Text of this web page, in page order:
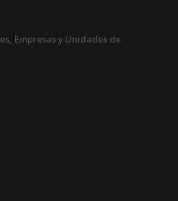
Empresas y Unidades de